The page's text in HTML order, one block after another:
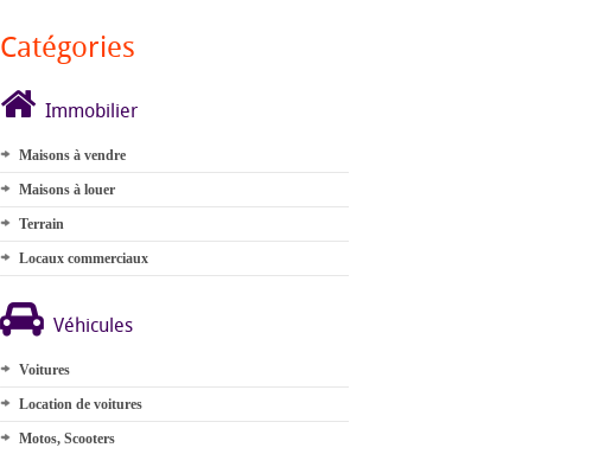
Catégories
Immobilier
Maisons à vendre
Maisons à louer
Terrain
Locaux commerciaux
Véhicules
Voitures
Location de voitures
Motos, Scooters